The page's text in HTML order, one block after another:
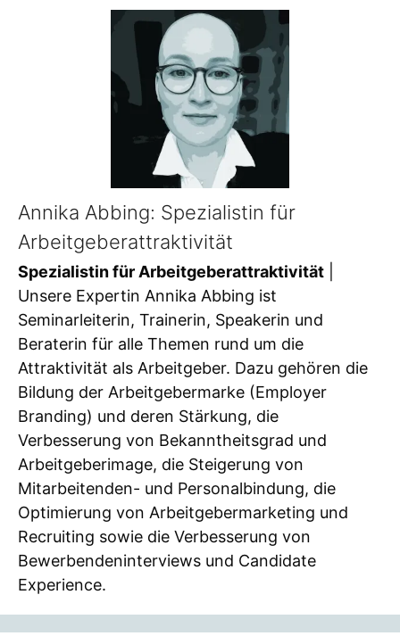
Annika Abbing: Spezialistin für
Arbeitgeberattraktivität
Spezialistin für Arbeitgeberattraktivität
Unsere Expertin Annika Abbing ist
Seminarleiterin, Trainerin, Speakerin und
Beraterin für alle Themen rund um die
Attraktivität als Arbeitgeber. Dazu gehören die
Bildung der Arbeitgebermarke (Employer
Branding) und deren Stärkung, die
Verbesserung von Bekanntheitsgrad und
Arbeitgeberimage, die Steigerung von
Mitarbeitenden- und Personalbindung, die
Optimierung von Arbeitgebermarketing und
Recruiting sowie die Verbesserung von
Bewerbendeninterviews und Candidate
Experience.